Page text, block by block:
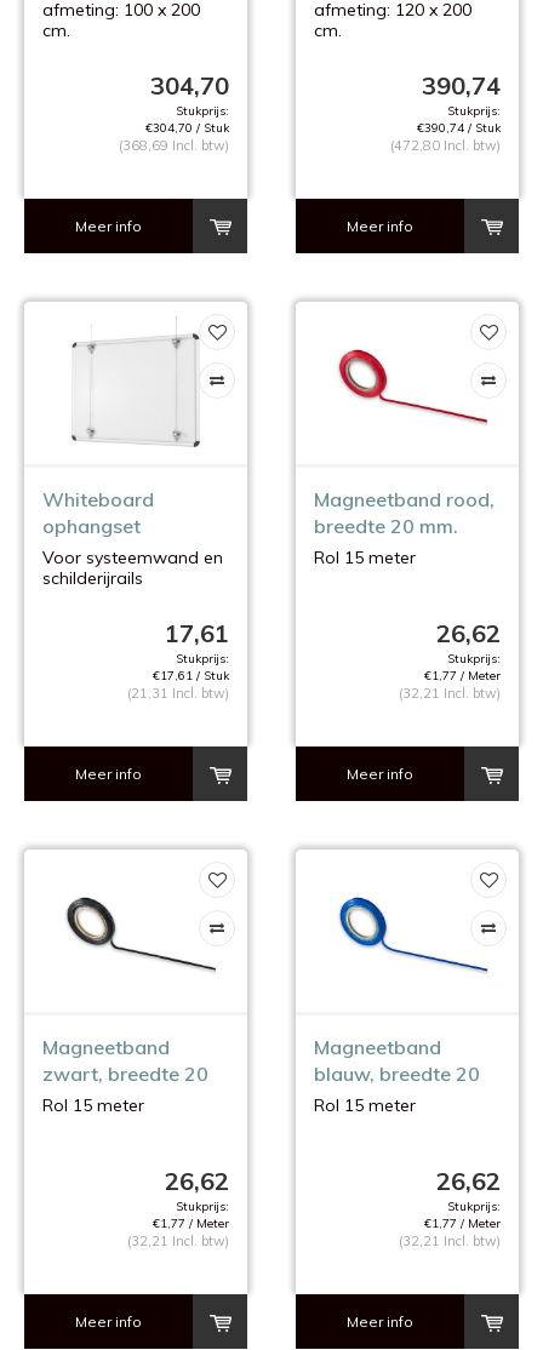
afmeting: 100 x 200
cm.
304,70
Stukprijs:
€304,70 / Stuk
(368,69 Incl. btw)
Meer info
afmeting: 120 x 200
cm.
390,74
Stukprijs:
€390,74 / Stuk
(472,80 Incl. btw)
Meer info
Whiteboard
ophangset
Voor systeemwand en
schilderijrails
17,61
Stukprijs:
€17,61 / Stuk
(21,31 Incl. btw)
Meer info
Magneetband rood,
breedte 20 mm.
Rol 15 meter
26,62
Stukprijs:
€1,77 / Meter
(32,21 Incl. btw)
Meer info
Magneetband
zwart, breedte 20
mm.
Rol 15 meter
26,62
Stukprijs:
€1,77 / Meter
(32,21 Incl. btw)
Meer info
Magneetband
blauw, breedte 20
mm.
Rol 15 meter
26,62
Stukprijs:
€1,77 / Meter
(32,21 Incl. btw)
Meer info